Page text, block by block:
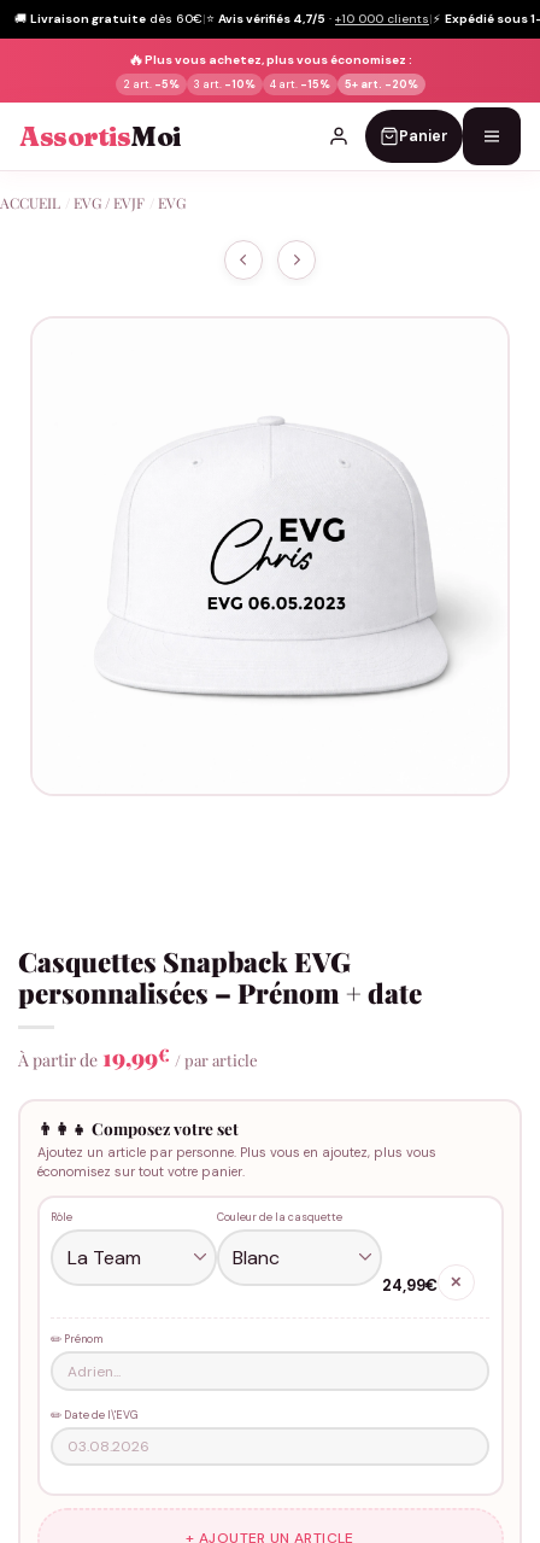
🚚 Livraison gratuite dès 60€|⭐ Avis vérifiés 4,7/5 · +10 000 clients|⚡ Expédié sous
🔥Plus vous achetez, plus vous économisez :
2 art. -5% 3 art. -10% 4 art. -15% 5+ art. -20%
AssortisMoi Panier
au
ACCUEIL EVG / EVJF EVG
Casquettes Snapback EVG
personnalisées – Prénom + date
À partir de 19,99€ / par article
👨‍👩‍👧 Composez votre set
Ajoutez un article par personne. Plus vous en ajoutez, plus vous
économisez sur tout votre panier.
Rôle Couleur de la casquette
24,99€ ✕
✏️ Prénom
✏️ Date de l\'EVG
+ AJOUTER UN ARTICLE